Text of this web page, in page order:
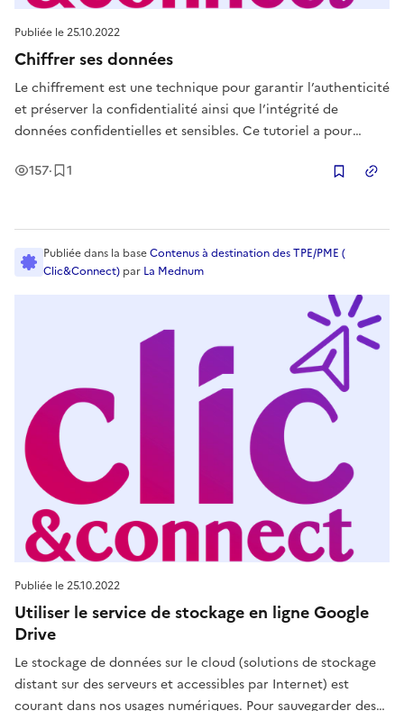
Publiée le25.10.2022
Chiffrer ses données
Le chiffrement est une technique pour garantir l’authenticité
et préserver la confidentialité ainsi que l’intégrité de
données confidentielles et sensibles. Ce tutoriel a pour
comment les chiffrer.
157Vues
· 1
Publiée le25.10.2022
Utiliser le service de stockage en ligne Google
Drive
Le stockage de données sur le cloud (solutions de stockage
distant sur des serveurs et accessibles par Internet) est
courant dans nos usages numériques. Pour sauvegarder des
Publiéedans la baseContenus à destination des TPE/PME (
Clic&Connect) par La Mednum